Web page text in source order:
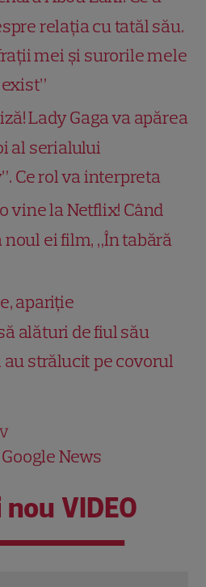
relația cu tatăl său.
mei și surorile mele
Lady Gaga va apărea
al serialului
Ce rol va interpreta
vine la Netflix! Când
ei film, „În tabără
apariție
alături de fiul său
au strălucit pe covorul
Google News
VIDEO